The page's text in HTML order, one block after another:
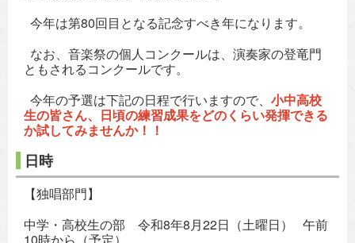
今年は第80回目となる記念すべき年になります。
なお、音楽祭の個人コンクールは、演奏家の登竜門
ともされるコンクールです。
今年の予選は下記の日程で行いますので、 小中高校
生の皆さん、日頃の練習成果をどのくらい発揮できる
か試してみませんか！！
日時
【独唱部門】
中学・高校生の部 令和8年8月22日（土曜日） 午前